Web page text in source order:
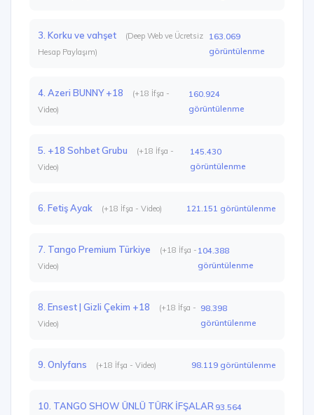
3. Korku ve vahşet
(Deep Web ve Ücretsiz
Hesap Paylaşım)
163.069
görüntülenme
4. Azeri BUNNY +18
(+18 İfşa -
Video)
160.924
görüntülenme
5. +18 Sohbet Grubu
(+18 İfşa -
Video)
145.430
görüntülenme
6. Fetiş Ayak (+18 İfşa - Video) 121.151 görüntülenme
7. Tango Premium Türkiye
(+18 İfşa -
Video)
104.388
görüntülenme
8. Ensest | Gizli Çekim +18
(+18 İfşa -
Video)
98.398
görüntülenme
9. Onlyfans (+18 İfşa - Video) 98.119 görüntülenme
10. TANGO SHOW ÜNLÜ TÜRK İFŞALAR 93.564